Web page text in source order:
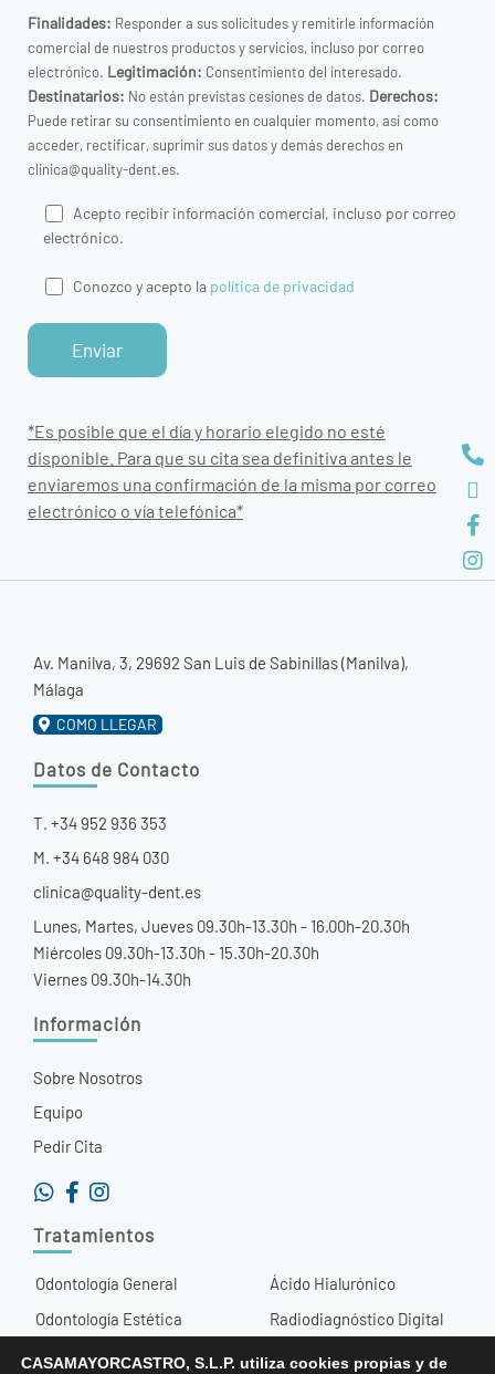
Finalidades: Responder a sus solicitudes y remitirle información
comercial de nuestros productos y servicios, incluso por correo
electrónico. Legitimación: Consentimiento del interesado.
Destinatarios: No están previstas cesiones de datos. Derechos:
Puede retirar su consentimiento en cualquier momento, así como
acceder, rectificar, suprimir sus datos y demás derechos en
clinica@quality-dent.es.
Acepto recibir información comercial, incluso por correo
electrónico.
Conozco y acepto la política de privacidad
*Es posible que el día y horario elegido no esté
disponible. Para que su cita sea definitiva antes le
enviaremos una confirmación de la misma por correo
electrónico o vía telefónica*
Av. Manilva, 3, 29692 San Luis de Sabinillas (Manilva),
Málaga
COMO LLEGAR
Información
Sobre Nosotros
Equipo
Pedir Cita
Tratamientos
Odontología General
Odontología Estética
Ortodoncia
Ácido Hialurónico
Radiodiagnóstico Digital
Otros Tratamientos
Datos de Contacto
T. +34 952 936 353
M. +34 648 984 030
clinica@quality-dent.es
Lunes, Martes, Jueves 09.30h-13.30h - 16.00h-20.30h
Miércoles 09.30h-13.30h - 15.30h-20.30h
Viernes 09.30h-14.30h
CASAMAYORCASTRO, S.L.P. utiliza cookies propias y de